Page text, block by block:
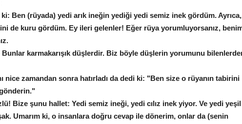
Ben (rüyada) yedi arık ineğin yediği yedi semiz inek gördüm. Ayrıca,
de kuru gördüm. Ey ileri gelenler! Eğer rüya yorumluyorsanız,
karmakarışık düşlerdir. Biz böyle düşlerin yorumunu
nice zamandan sonra hatırladı da dedi ki: "Ben size o rüyanın tabirini
Bize şunu hallet: Yedi semiz ineği, yedi cılız inek yiyor. Ve yedi yeşil
Umarım ki, o insanlara doğru cevap ile dönerim, onlar da (senin